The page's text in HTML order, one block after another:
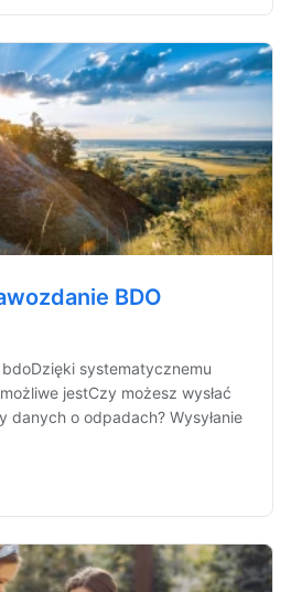
BDO
systematycznemu
jestCzy możesz wysłać
danych o odpadach? Wysyłanie